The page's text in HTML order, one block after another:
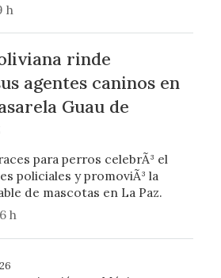
h
rinde
agentes caninos en
Guau de
para perros celebrÃ³ el
policiales y promoviÃ³ la
de mascotas en La Paz.
h